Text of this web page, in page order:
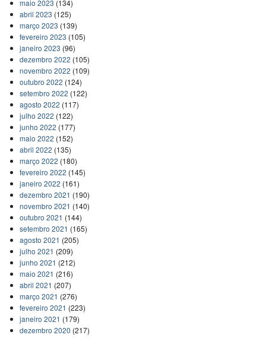
maio 2023 (134)
abril 2023 (125)
março 2023 (139)
fevereiro 2023 (105)
janeiro 2023 (96)
dezembro 2022 (105)
novembro 2022 (109)
outubro 2022 (124)
setembro 2022 (122)
agosto 2022 (117)
julho 2022 (122)
junho 2022 (177)
maio 2022 (152)
abril 2022 (135)
março 2022 (180)
fevereiro 2022 (145)
janeiro 2022 (161)
dezembro 2021 (190)
novembro 2021 (140)
outubro 2021 (144)
setembro 2021 (165)
agosto 2021 (205)
julho 2021 (209)
junho 2021 (212)
maio 2021 (216)
abril 2021 (207)
março 2021 (276)
fevereiro 2021 (223)
janeiro 2021 (179)
dezembro 2020 (217)